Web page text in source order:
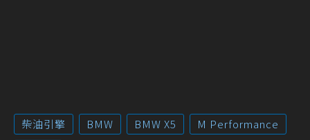
柴油引擎 BMW BMW X5
M Performance